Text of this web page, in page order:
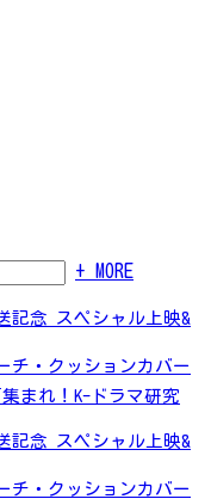
+ MORE
記念 スペシャル上映&
チ・クッションカバー
まれ！K-ドラマ研究
記念 スペシャル上映&
チ・クッションカバー